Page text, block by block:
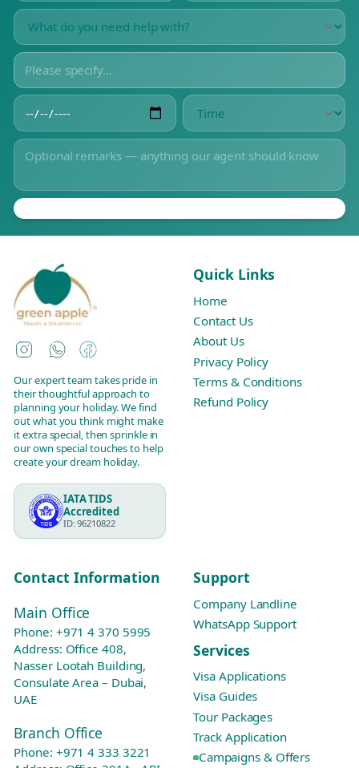
Instagram
WhatsAppFacebook
Our expert team takes pride in
their thoughtful approach to
planning your holiday. We find
out what you think might make
it extra special, then sprinkle in
our own special touches to help
create your dream holiday.
IATA TIDS
Accredited
ID: 96210822
Quick Links
Home
Contact Us
About Us
Privacy Policy
Terms & Conditions
Refund Policy
Contact Information
Main Office
Phone: +971 4 370 5995
Address: Office 408,
Nasser Lootah Building,
Consulate Area – Dubai,
UAE
Branch Office
Phone: +971 4 333 3221
Support
Company Landline
WhatsApp Support
Services
Visa Applications
Visa Guides
Tour Packages
Track Application
Campaigns & Offers